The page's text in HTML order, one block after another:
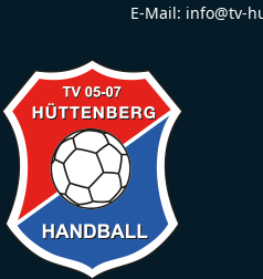
E-Mail: info@tv-